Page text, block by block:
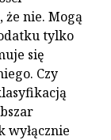
nie. Mogą
tylko
się
Czy
wyłącznie